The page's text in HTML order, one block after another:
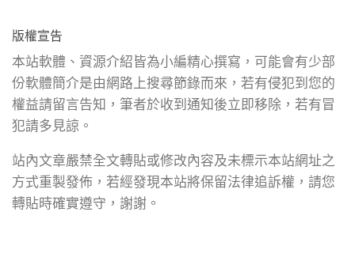
版權宣告
本站軟體、資源介紹皆為小編精心撰寫，可能會有少部
份軟體簡介是由網路上搜尋節錄而來，若有侵犯到您的
權益請留言告知，筆者於收到通知後立即移除，若有冒
犯請多見諒。
站內文章嚴禁全文轉貼或修改內容及未標示本站網址之
方式重製發佈，若經發現本站將保留法律追訴權，請您
轉貼時確實遵守，謝謝。